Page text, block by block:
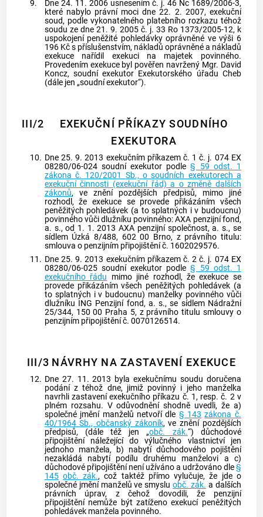
9.
Dne 24. 11. 2006 usnesením č. j. 46 Nc 1689/2006-3,
které nabylo právní moci dne 22. 2. 2007, exekuční
soud, podle vykonatelného platebního rozkazu téhož
soudu ze dne 21. 9. 2005 č. j. 33 Ro 1373/2005-12, k
uspokojení peněžité pohledávky oprávněné ve výši 6
196 Kč s příslušenstvím, nákladů oprávněné a nákladů
exekucenařídil exekucina majetek povinného.
Provedením exekucebyl pověřen navržený Mgr. David
Koncz, soudní exekutor Exekutorského úřadu Cheb
(dále jen „soudní exekutor“).
III/2
EXEKUČNÍ PŘÍKAZY SOUDNÍHO
EXEKUTORA
10. Dne 25. 9. 2013 exekučním příkazemč. 1 č. j. 074 EX
08280/06-024 soudní exekutor podle§ 59 odst. 1
zákona č. 120/2001 Sb., o soudních exekutorech a
exekuční činnosti (exekuční řád) a o změně dalších
zákonů, ve znění pozdějších předpisů, mimo jiné
rozhodl, žeexekuce se provede přikázáním všech
peněžitých pohledávek (a to splatných i v budoucnu)
povinného vůči dlužníku povinného: AXA penzijní fond,
a. s., od 1. 1. 2013 AXA penzijní společnost, a. s., se
sídlem Úzká 8/488, 602 00 Brno, z právního titulu:
smlouva o penzijním připojištění č. 1602029576.
11. Dne 25. 9. 2013 exekučním příkazemč. 2 č. j. 074 EX
08280/06-025 soudní exekutor podle§ 59 odst. 1
exekučního řádu mimo jiné rozhodl, žeexekuce se
provede přikázáním všech peněžitých pohledávek (a
to splatných i v budoucnu) manželky povinného vůči
dlužníku ING Penzijní fond, a. s., se sídlem Nádražní
25/344, 150 00 Praha 5, z právního titulu smlouvy o
penzijním připojištění č. 0070126514.
III/3 NÁVRHY NA ZASTAVENÍ EXEKUCE
12. Dne 27. 11. 2013 byla exekučnímu soudu doručena
podání z téhož dne, jimiž povinný i jeho manželka
navrhli zastaveníexekučního příkazu č. 1, resp. č. 2 v
plném rozsahu. V odůvodnění shodně uvedli, že a)
společné jmění manželů netvoří dle § 143 zákona č.
40/1964 Sb., občanský zákoník, ve znění pozdějších
předpisů, (dále též jen „obč. zák.“) důchodové
připojištění náležející do výlučného vlastnictví jen
jednoho manžela, b) nabytí důchodového pojištění
nezakládá nabytí podílu druhému manželovi a c)
důchodové připojištění není užíváno a udržováno dle§
145 obč. zák., což taktéž přímo vylučuje, že jde o
společné jmění manželů ve smysluobč. zák. a dalších
právních úprav, z čehož dovodili, že penzijní
připojištění nemůže být zatíženoexekucípeněžitých
pohledávek manžela povinného.